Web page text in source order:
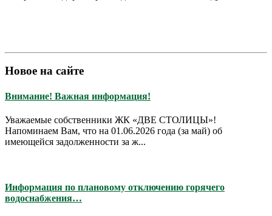
Новое на сайте
Внимание! Важная информация!
Уважаемые собственники ЖК «ДВЕ СТОЛИЦЫ»!
Напоминаем Вам, что на 01.06.2026 года (за май) об
имеющейся задолженности за ж...
Информация по плановому отключению горячего
водоснабжения…